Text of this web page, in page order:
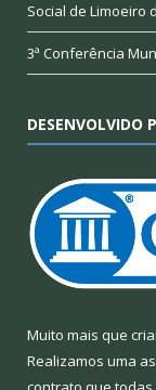
Social de Limoeiro
3ª Conferência
DESENVOLVIDO
Muito mais que
Realizamos uma